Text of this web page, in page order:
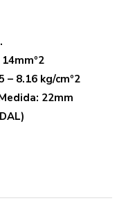
– 8.16 kg/cmº2
22mm